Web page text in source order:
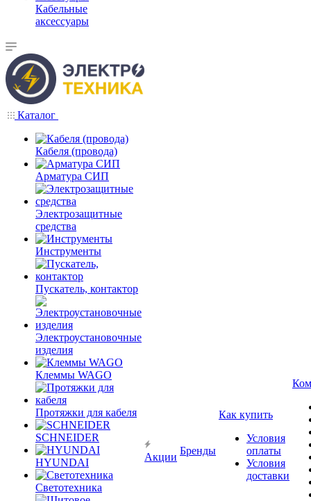
Кабельные
аксессуары
Каталог
Кабеля (провода)
Арматура СИП
Электрозащитные
средства
Инструменты
Пускатель, контактор
Электроустановочные
изделия
Клеммы WAGO
Протяжки для кабеля
SCHNEIDER
HYUNDAI
Светотехника
Акции
Бренды
Как купить
Условия
оплаты
Условия
доставки